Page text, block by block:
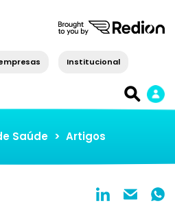
Institucional
Saúde > Artigos